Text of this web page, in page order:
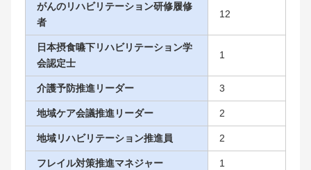
がんのリハビリテーション研修履修
者
12
日本摂食嚥下リハビリテーション学
会認定士
1
介護予防推進リーダー 3
地域ケア会議推進リーダー 2
地域リハビリテーション推進員 2
フレイル対策推進マネジャー 1